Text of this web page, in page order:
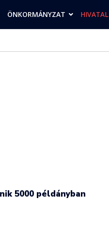
ÖNKORMÁNYZAT HIVATAL
5000 példányban